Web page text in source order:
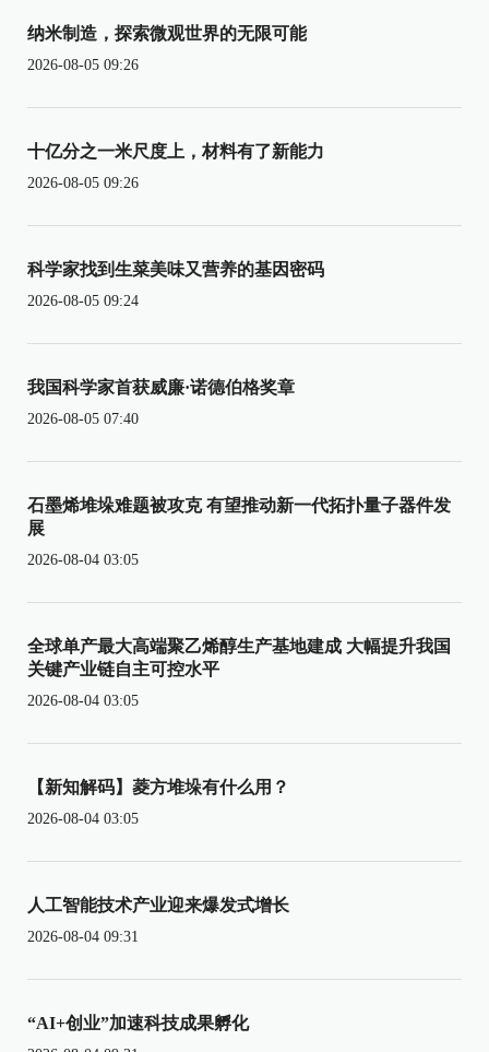
纳米制造，探索微观世界的无限可能
2026-08-05 09:26
十亿分之一米尺度上，材料有了新能力
2026-08-05 09:26
科学家找到生菜美味又营养的基因密码
2026-08-05 09:24
我国科学家首获威廉·诺德伯格奖章
2026-08-05 07:40
石墨烯堆垛难题被攻克 有望推动新一代拓扑量子器件发
展
2026-08-04 03:05
全球单产最大高端聚乙烯醇生产基地建成 大幅提升我国
关键产业链自主可控水平
2026-08-04 03:05
【新知解码】菱方堆垛有什么用？
2026-08-04 03:05
人工智能技术产业迎来爆发式增长
2026-08-04 09:31
“AI+创业”加速科技成果孵化